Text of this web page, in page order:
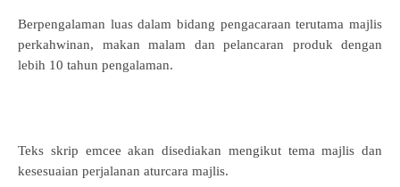
Berpengalaman luas dalam bidang pengacaraan terutama majlis
perkahwinan, makan malam dan pelancaran produk dengan
lebih 10 tahun pengalaman.
Teks skrip emcee akan disediakan mengikut tema majlis dan
kesesuaian perjalanan aturcara majlis.